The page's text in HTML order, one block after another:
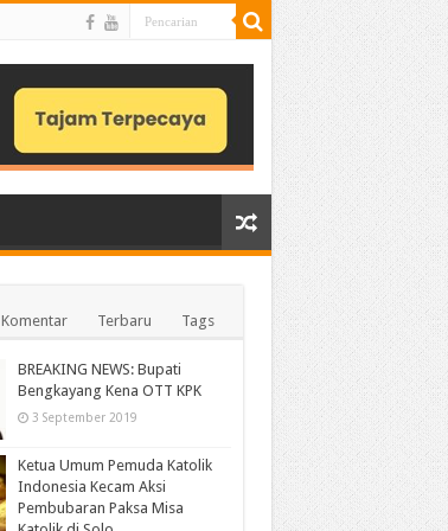
Komentar Terbaru Tags
BREAKING NEWS: Bupati
Bengkayang Kena OTT KPK
3 September 2019
Ketua Umum Pemuda Katolik
Indonesia Kecam Aksi
Pembubaran Paksa Misa